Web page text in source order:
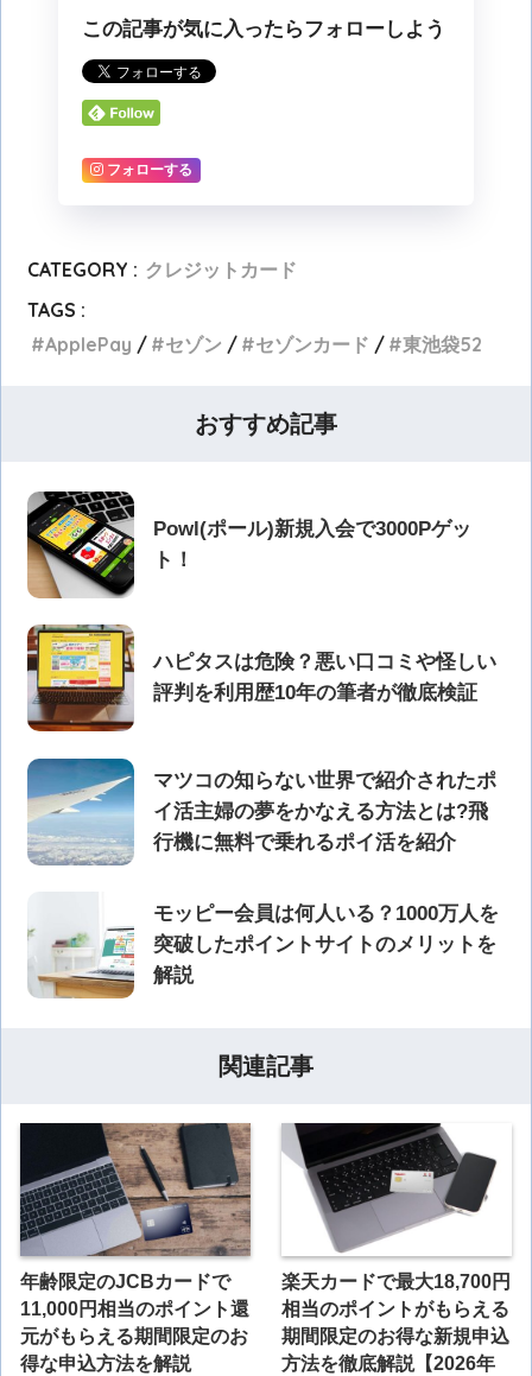
この記事が気に入ったらフォローしよう
フォローする
CATEGORY : クレジットカード
TAGS :
ApplePay
セゾン セゾンカード 東池袋52
おすすめ記事
Powl(ポール)新規入会で3000Pゲッ
ト！
ハピタスは危険？悪い口コミや怪しい
評判を利用歴10年の筆者が徹底検証
マツコの知らない世界で紹介されたポ
イ活主婦の夢をかなえる方法とは?飛
行機に無料で乗れるポイ活を紹介
モッピー会員は何人いる？1000万人を
突破したポイントサイトのメリットを
解説
関連記事
年齢限定のJCBカードで
11,000円相当のポイント還
元がもらえる期間限定のお
得な申込方法を解説
楽天カードで最大18,700円
相当のポイントがもらえる
期間限定のお得な新規申込
方法を徹底解説【2026年